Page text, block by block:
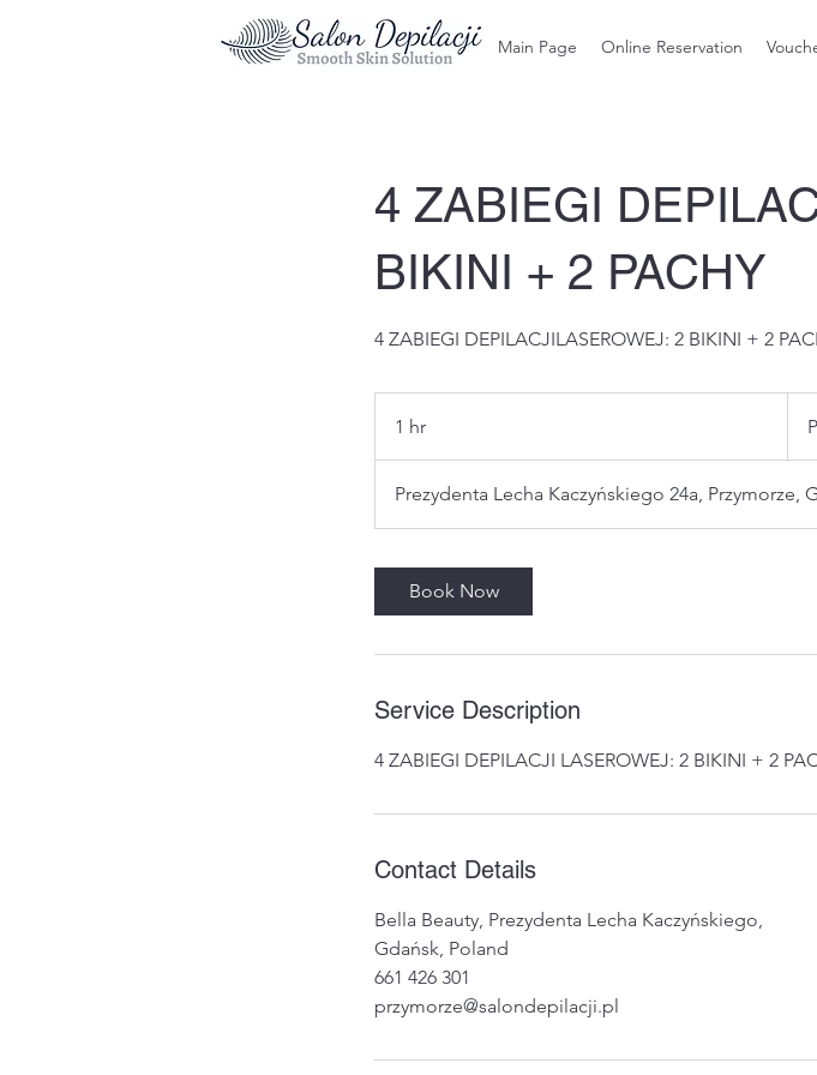
Main Page Online Reservation
4 ZABIEGI
BIKINI + 2 PACHY
4 ZABIEGI DEPILACJILASEROWEJ: 2 BIKINI + 2
1 hr
h
zlotys
Prezydenta Lecha Kaczyńskiego 24a, Przymorze,
Book Now
Service Description
4 ZABIEGI DEPILACJI LASEROWEJ: 2 BIKINI + 2
Contact Details
Bella Beauty, Prezydenta Lecha Kaczyńskiego,
Gdańsk, Poland
661 426 301
przymorze@salondepilacji.pl